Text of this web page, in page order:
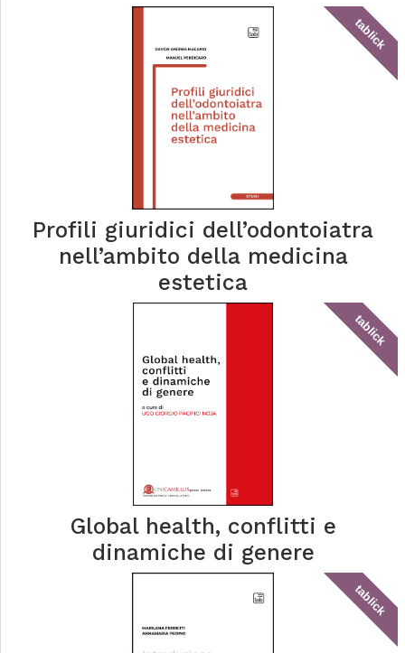
tablick
Profili giuridici dell’odontoiatra
nell’ambito della medicina
estetica
tablick
Global health, conflitti e
dinamiche di genere
tablick